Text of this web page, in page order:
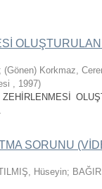
(Gönen) Korkmaz,
, 1997)
SORUNU
Hüseyin;